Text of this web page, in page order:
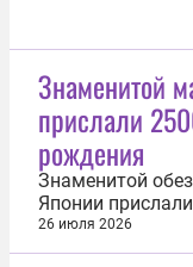
Знаменитой
прислали
рождения
Знаменитой
Японии
дню рождения.
издание The
26 июля 2026